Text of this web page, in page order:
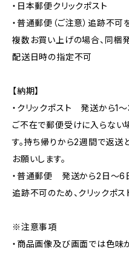
・日本郵便クリックポスト
・普通郵便（ご注意）追跡不
複数お買い上げの場合、同梱
配送日時の指定不可
【納期】
・クリックポスト 発送から1
ご不在で郵便受けに入らない
す。持ち帰りから2週間で返送
お願いします。
・普通郵便 発送から2日〜6日
追跡不可のため、クリックポス
※注意事項
・商品画像及び画面では色味